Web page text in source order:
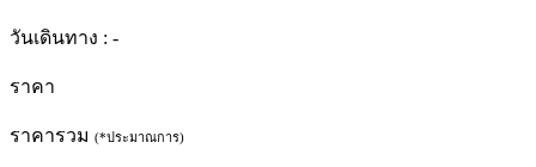
วันเดินทาง : -
ราคา
ราคารวม (*ประมาณการ)